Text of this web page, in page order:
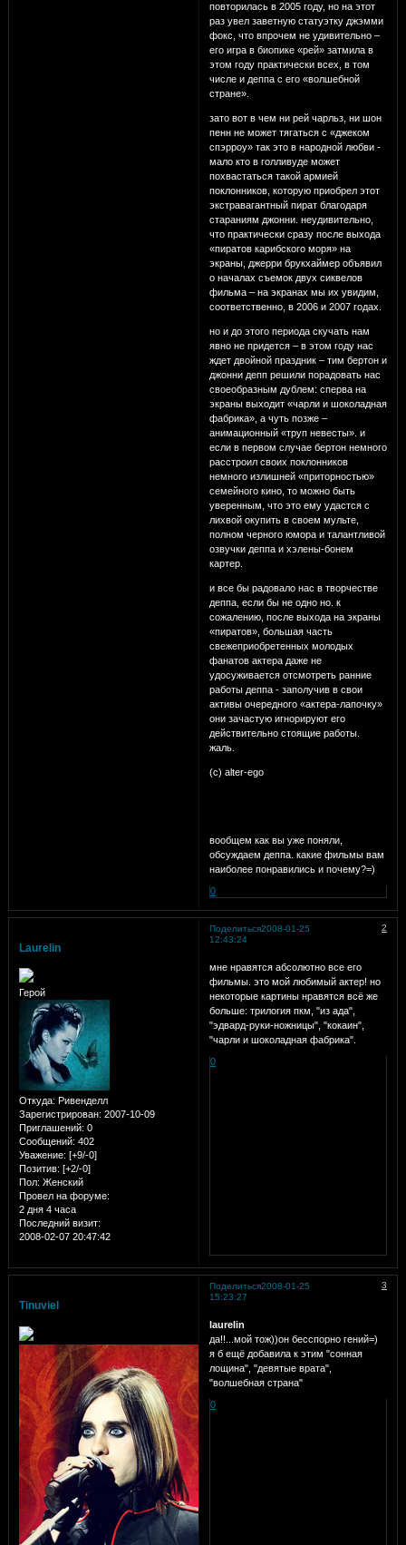
повторилась в 2005 году, но на этот
раз увел заветную статуэтку джэмми
фокс, что впрочем не удивительно –
его игра в биопике «рей» затмила в
этом году практически всех, в том
числе и деппа с его «волшебной
стране».
зато вот в чем ни рей чарльз, ни шон
пенн не может тягаться с «джеком
спэрроу» так это в народной любви -
мало кто в голливуде может
похвастаться такой армией
поклонников, которую приобрел этот
экстравагантный пират благодаря
стараниям джонни. неудивительно,
что практически сразу после выхода
«пиратов карибского моря» на
экраны, джерри брукхаймер объявил
о началах съемок двух сиквелов
фильма – на экранах мы их увидим,
соответственно, в 2006 и 2007 годах.
но и до этого периода скучать нам
явно не придется – в этом году нас
ждет двойной праздник – тим бертон и
джонни депп решили порадовать нас
своеобразным дублем: сперва на
экраны выходит «чарли и шоколадная
фабрика», а чуть позже –
анимационный «труп невесты». и
если в первом случае бертон немного
расстроил своих поклонников
немного излишней «приторностью»
семейного кино, то можно быть
уверенным, что это ему удастся с
лихвой окупить в своем мульте,
полном черного юмора и талантливой
озвучки деппа и хэлены-бонем
картер.
и все бы радовало нас в творчестве
деппа, если бы не одно но. к
сожалению, после выхода на экраны
«пиратов», большая часть
свежеприобретенных молодых
фанатов актера даже не
удосуживается отсмотреть ранние
работы деппа - заполучив в свои
активы очередного «актера-лапочку»
они зачастую игнорируют его
действительно стоящие работы.
жаль.
(c) alter-ego
вообщем как вы уже поняли,
обсуждаем деппа. какие фильмы вам
наиболее понравились и почему?=)
0
Поделиться 2
2008-01-25
12:43:24
Laurelin
Герой
Откуда: Ривенделл
Зарегистрирован: 2007-10-09
Приглашений: 0
Сообщений: 402
Уважение: [+9/-0]
Позитив: [+2/-0]
Пол: Женский
Провел на форуме:
2 дня 4 часа
Последний визит:
2008-02-07 20:47:42
мне нравятся абсолютно все его
фильмы. это мой любимый актер! но
некоторые картины нравятся всё же
больше: трилогия пкм, "из ада",
"эдвард-руки-ножницы", "кокаин",
"чарли и шоколадная фабрика".
0
Поделиться 3
2008-01-25
15:23:27
Tinuviel
laurelin
да!!...мой тож))он бесспорно гений=)
я б ещё добавила к этим "сонная
лощина", "девятые врата",
"волшебная страна"
0